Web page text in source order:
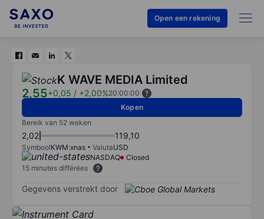
Open een rekening
K WAVE MEDIA Limited
2,55+0,05 / +2,00%20:00:00
Kopen
Bereik van 52 weken
2,02 119,10
SymboolKWM:xnas ValutaUSD
NASDAQ
Closed
15 minutes différées
Gegevens verstrekt door